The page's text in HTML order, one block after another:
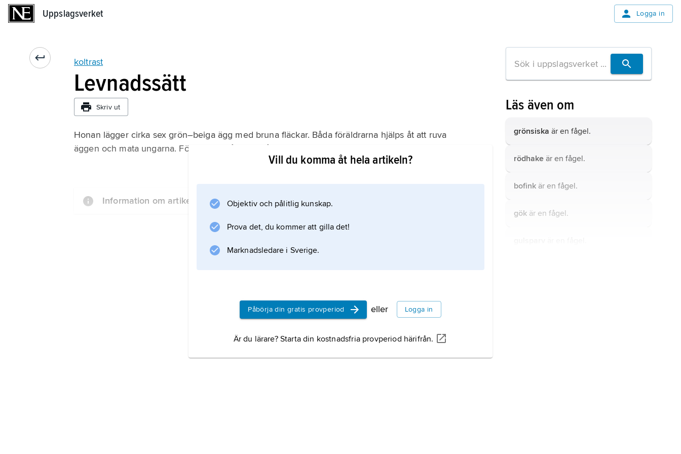
Uppslagsverket Logga in
koltrast
Levnadssätt
Skriv ut
Honan lägger cirka sex grön–beiga ägg med bruna fläckar. Båda föräldrarna hjälps åt att ruva
äggen och mata ungarna. Föräldrarna får ofta två kullar med ungar samma sommar.
Information om artikeln
Vill du komma åt hela artikeln?
Objektiv och pålitlig kunskap.
Prova det, du kommer att gilla det!
Marknadsledare i Sverige.
Påbörja din gratis provperiod eller Logga in
Är du lärare? Starta din kostnadsfria provperiod härifrån.
Läs även om
grönsiska är en fågel.
rödhake är en fågel.
bofink är en fågel.
gök är en fågel.